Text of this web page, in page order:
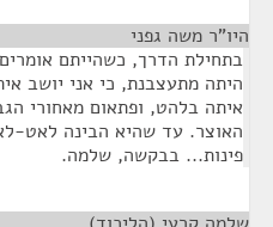
היו"ר משה גפני
בתחילת הדרך, כשהייתם
היתה מתעצבנת, כי אני יושב
איתה בלהט, ופתאום מאחורי
האוצר. עד שהיא הבינה לאט-
פינות... בבקשה, שלמה.